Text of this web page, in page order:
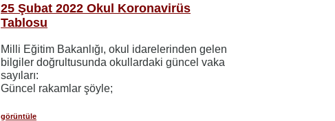
25 Şubat 2022 Okul Koronavirüs
Tablosu
Milli Eğitim Bakanlığı, okul idarelerinden gelen
bilgiler doğrultusunda okullardaki güncel vaka
sayıları:
Güncel rakamlar şöyle;
görüntüle